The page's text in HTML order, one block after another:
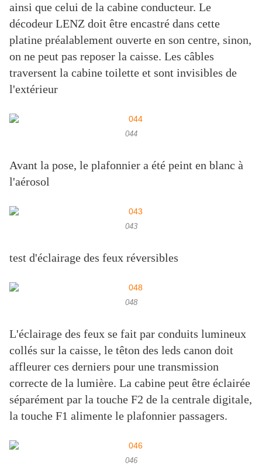
ainsi que celui de la cabine conducteur. Le
décodeur LENZ doit être encastré dans cette
platine préalablement ouverte en son centre, sinon,
on ne peut pas reposer la caisse. Les câbles
traversent la cabine toilette et sont invisibles de
l'extérieur
044
Avant la pose, le plafonnier a été peint en blanc à
l'aérosol
043
test d'éclairage des feux réversibles
048
L'éclairage des feux se fait par conduits lumineux
collés sur la caisse, le têton des leds canon doit
affleurer ces derniers pour une transmission
correcte de la lumière. La cabine peut être éclairée
séparément par la touche F2 de la centrale digitale,
la touche F1 alimente le plafonnier passagers.
046